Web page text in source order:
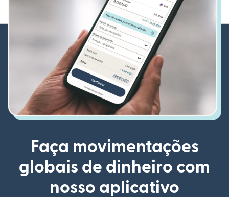
Faça movimentações
globais de dinheiro com
nosso aplicativo